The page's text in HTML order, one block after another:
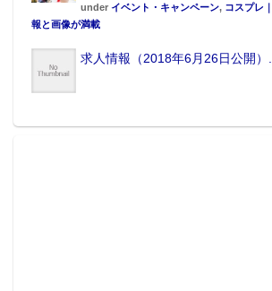
under イベント・キャンペーン, コスプレ
報と画像が満載
求人情報（2018年6月26日公開）...